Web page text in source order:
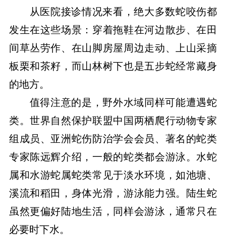
从医院接诊情况来看，绝大多数蛇咬伤都
发生在这些场景：穿着拖鞋在河边散步、在田
间草丛劳作、在山脚房屋周边走动、上山采摘
板栗和茶籽，而山林树下也是五步蛇经常藏身
的地方。
值得注意的是，野外水域同样可能遭遇蛇
类。世界自然保护联盟中国两栖爬行动物专家
组成员、亚洲蛇伤防治学会会员、著名的蛇类
专家陈远辉介绍，一般的蛇类都会游泳。水蛇
属和水游蛇属蛇类常见于淡水环境，如池塘、
溪流和稻田，身体光滑，游泳能力强。陆生蛇
虽然更偏好陆地生活，同样会游泳，通常只在
必要时下水。